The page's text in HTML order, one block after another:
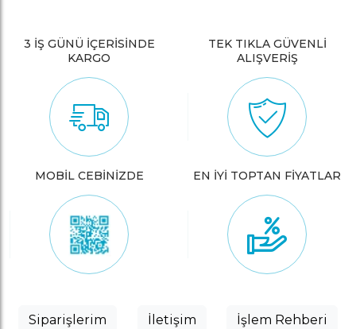
3 İŞ GÜNÜ İÇERİSİNDE
KARGO
TEK TIKLA GÜVENLİ
ALIŞVERİŞ
MOBİL CEBİNİZDE EN İYİ TOPTAN FİYATLAR
Siparişlerim İletişim İşlem Rehberi